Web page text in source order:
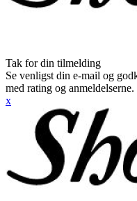
Tak for din tilmelding
Se venligst din e-mail og
med rating og anmeldelserne.
x